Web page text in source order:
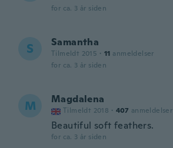
for ca. 3 år siden
S Samantha
Tilmeldt 2015 · 11 anmeldelser
for ca. 3 år siden
M Magdalena
Tilmeldt 2018 · 407 anmeldelser
Beautiful soft feathers.
for ca. 3 år siden